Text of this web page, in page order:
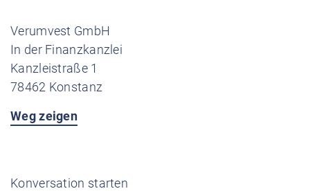
Verumvest GmbH
In der Finanzkanzlei
Kanzleistraße 1
78462 Konstanz
Weg zeigen
Konversation starten